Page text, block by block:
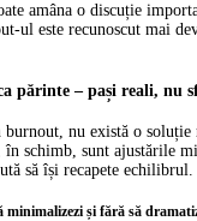
amâna o discuție
ul este recunoscut mai
părinte – pași reali, nu
nu există o soluție
schimb, sunt ajustările
să își recapete echilibrul.
minimalizezi și fără să